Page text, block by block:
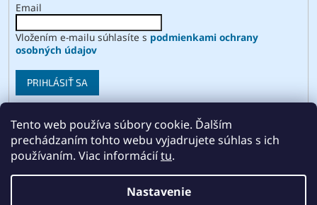
Tento web používa súbory cookie. Ďalším
prechádzaním tohto webu vyjadrujete súhlas s ich
používaním. Viac informáciítu.
Nastavenie
Email
Vložením e-mailu súhlasíte s podmienkami ochrany
osobných údajov
PRIHLÁSIŤ SA
Vytvoril Shoptet
ABSE. Všetky práva vyhradené.